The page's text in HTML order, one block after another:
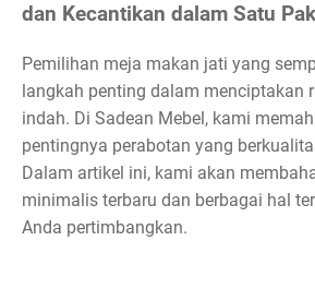
dan Kecantikan dalam Satu
Pemilihan meja makan jati yang
langkah penting dalam menciptakan
indah. Di Sadean Mebel, kami
pentingnya perabotan yang
Dalam artikel ini, kami akan
minimalis terbaru dan berbagai hal
Anda pertimbangkan.